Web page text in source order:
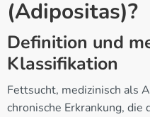
(Adipositas)?
Definition und
Klassifikation
Fettsucht, medizinisch als
chronische Erkrankung, die